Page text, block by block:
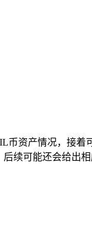
资产情况，接
续可能还会给出